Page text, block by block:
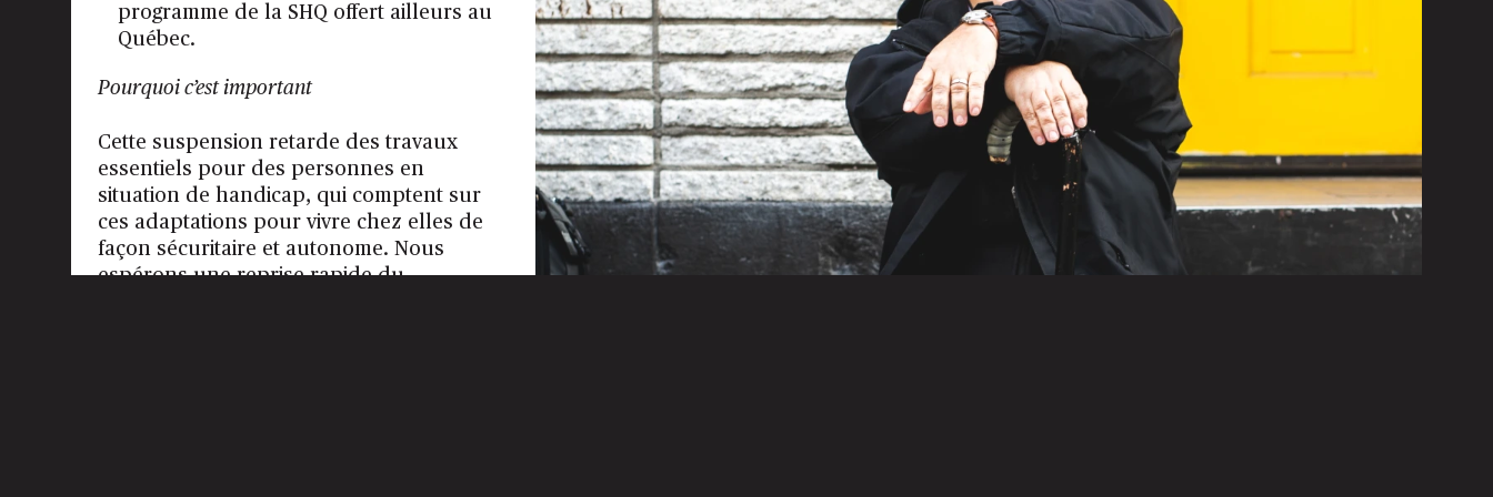
programme de la SHQ offert ailleurs au
Québec.
Pourquoi c’est important
Cette suspension retarde des travaux
essentiels pour des personnes en
situation de handicap, qui comptent sur
ces adaptations pour vivre chez elles de
façon sécuritaire et autonome. Nous
espérons une reprise rapide du